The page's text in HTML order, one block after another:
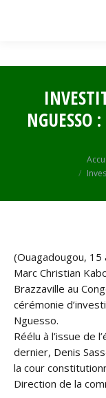
NGUESSO
(Ouagadougou, 15
Marc Christian
Brazzaville au
cérémonie
Nguesso.
Réélu à l’issue de
dernier, Denis
la cour
Direction de la